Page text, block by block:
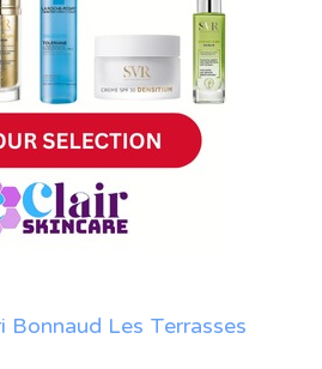
Bonnaud Les Terrasses